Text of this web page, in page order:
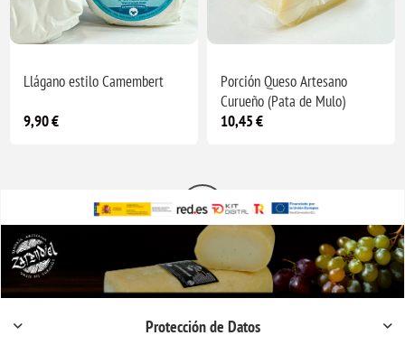
Llágano estilo Camembert
9,90 €
Porción Queso Artesano
Curueño (Pata de Mulo)
10,45 €
Protección de Datos